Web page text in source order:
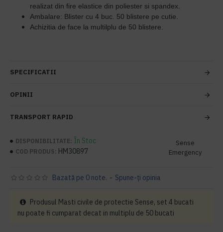
realizat din fire elastice din poliester si spandex.
Ambalare: Blister cu 4 buc. 50 blistere pe cutie.
Achizitia de face la multilplu de 50 blistere.
SPECIFICATII
OPINII
TRANSPORT RAPID
DISPONIBILITATE: În Stoc
COD PRODUS: HM30897
Sense
Emergency
Bazată pe 0 note. - Spune-ţi opinia
Produsul Masti civile de protectie Sense, set 4 bucati
nu poate fi cumparat decat in multiplu de 50 bucati